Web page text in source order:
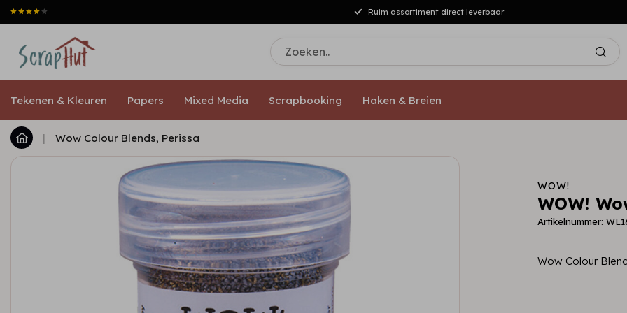
Ruim assortiment direct leverbaar
Tekenen & Kleuren Papers Mixed Media Scrapbooking Haken & Breien
| Wow Colour Blends, Perissa
WOW!
WOW!
Artikelnummer:
Wow Colour